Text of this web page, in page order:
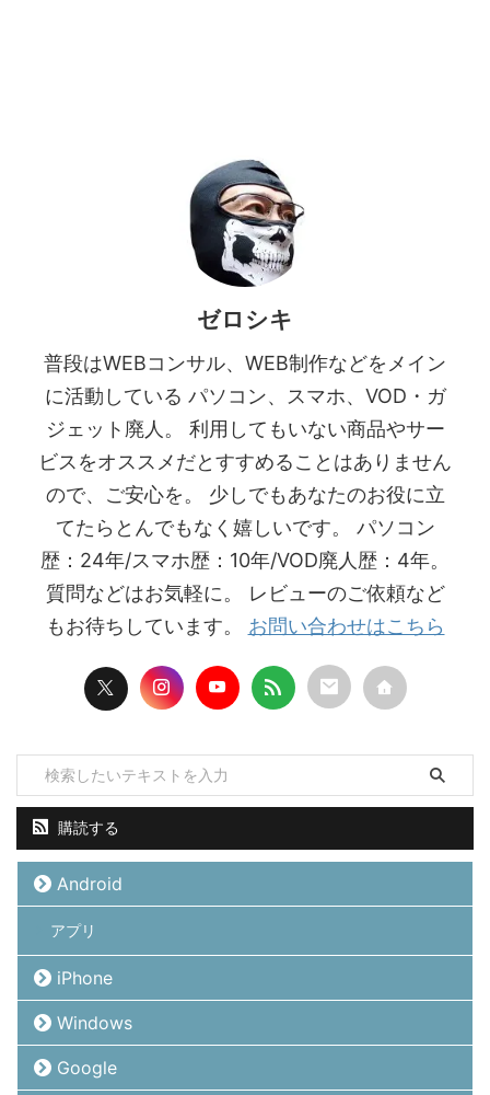
ゼロシキ
普段はWEBコンサル、WEB制作などをメイン
に活動している パソコン、スマホ、VOD・ガ
ジェット廃人。 利用してもいない商品やサー
ビスをオススメだとすすめることはありません
ので、ご安心を。 少しでもあなたのお役に立
てたらとんでもなく嬉しいです。 パソコン
歴：24年/スマホ歴：10年/VOD廃人歴：4年。
質問などはお気軽に。 レビューのご依頼など
もお待ちしています。 お問い合わせはこちら
購読する
Android
アプリ
iPhone
Windows
Google